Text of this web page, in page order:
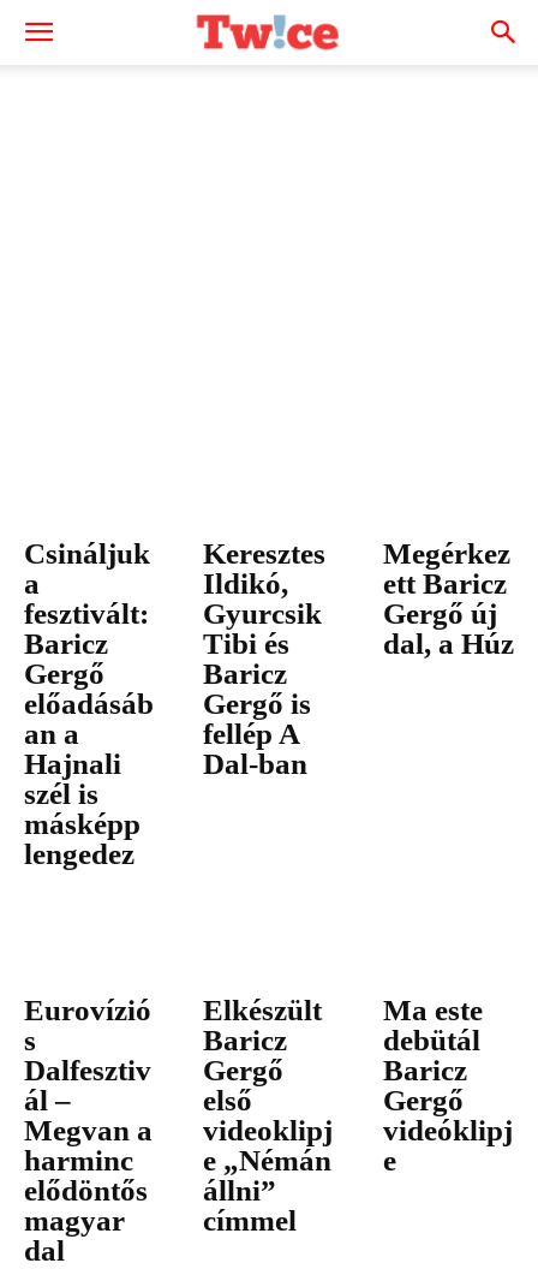
Csináljuk
a
fesztivált:
Baricz
Gergő
előadásáb
an a
Hajnali
szél is
másképp
lengedez
Keresztes
Ildikó,
Gyurcsik
Tibi és
Baricz
Gergő is
fellép A
Dal-ban
Megérkez
ett Baricz
Gergő új
dal, a Húz
Eurovízió
s
Dalfesztiv
ál –
Megvan a
harminc
elődöntős
magyar
dal
Elkészült
Baricz
Gergő
első
videoklipj
e „Némán
állni”
címmel
Ma este
debütál
Baricz
Gergő
videóklipj
e